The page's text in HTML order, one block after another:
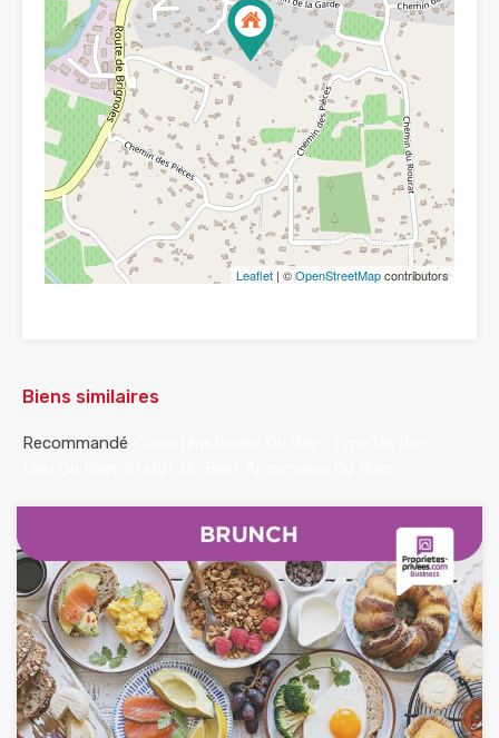
Leaflet | ©OpenStreetMapcontributors
Biens similaires
Recommandé